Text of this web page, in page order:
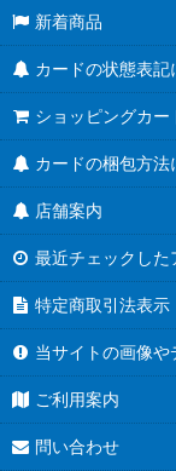
新着商品
カードの状態表記
ショッピングカー
カードの梱包方法
店舗案内
最近チェックした
特定商取引法表示
当サイトの画像
ご利用案内
問い合わせ